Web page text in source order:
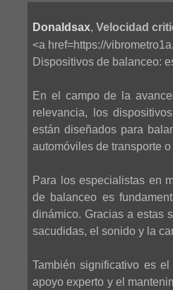
Donaldsax, Velocidad
<a href=https://
Dispositivos de balanceo:
En el campo de la
relevancia, los
están diseñados para
automóviles de transporte
Para los especialistas en
de balanceo es
dinámico. Gracias a estas
sacudidas, el sonido y la
También significativo es
apoyo experto y el